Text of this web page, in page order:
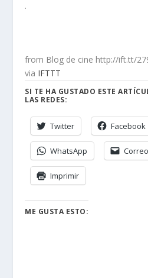
.
from Blog de cine http://ift.tt/
via IFTTT
SI TE HA GUSTADO ESTE
LAS REDES:
Twitter Facebook
WhatsApp
Imprimir
ME GUSTA ESTO: